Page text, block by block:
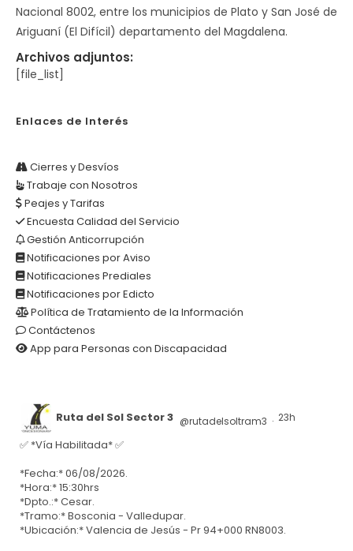
Nacional 8002, entre los municipios de Plato y San José de
Ariguaní (El Difícil) departamento del Magdalena.
Archivos adjuntos:
[file_list]
Enlaces de Interés
Cierres y Desvíos
Trabaje con Nosotros
Peajes y Tarifas
Encuesta Calidad del Servicio
Gestión Anticorrupción
Notificaciones por Aviso
Notificaciones Prediales
Notificaciones por Edicto
Política de Tratamiento de la Información
Contáctenos
App para Personas con Discapacidad
Ruta del Sol Sector 3 @rutadelsoltram3 · 23h
✅ *Vía Habilitada* ✅
*Fecha:* 06/08/2026.
*Hora:* 15:30hrs
*Dpto.:* Cesar.
*Tramo:* Bosconia - Valledupar.
*Ubicación:* Valencia de Jesús - Pr 94+000 RN8003.